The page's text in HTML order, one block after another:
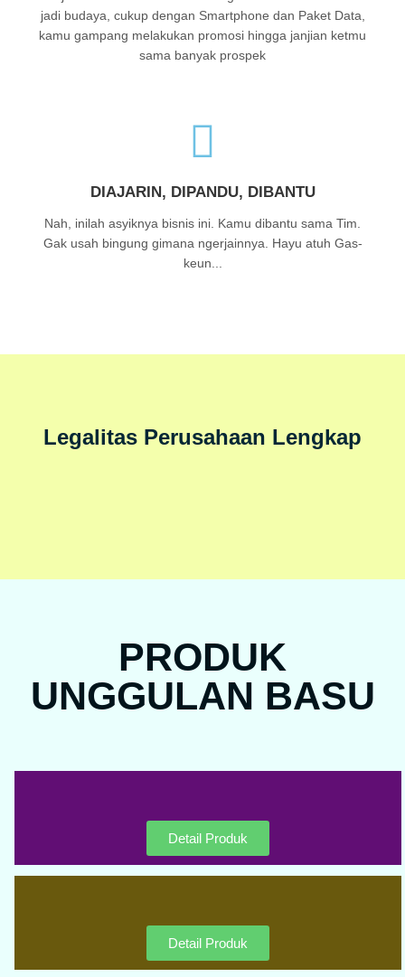
jadi budaya, cukup dengan Smartphone dan Paket Data,
kamu gampang melakukan promosi hingga janjian ketmu
sama banyak prospek
DIAJARIN, DIPANDU, DIBANTU
Nah, inilah asyiknya bisnis ini. Kamu dibantu sama Tim.
Gak usah bingung gimana ngerjainnya. Hayu atuh Gas-
keun...
Legalitas Perusahaan Lengkap
PRODUK
UNGGULAN BASU
Detail Produk
Detail Produk